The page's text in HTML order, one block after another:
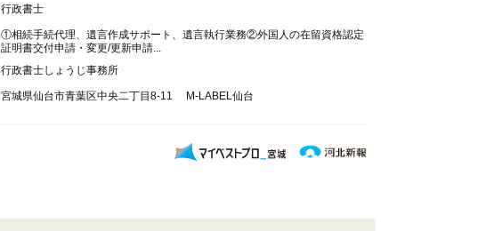
行政書士
①相続手続代理、遺言作成サポート、遺言執行業務②外国人の在留資格認定
証明書交付申請・変更/更新申請...
行政書士しょうじ事務所
宮城県仙台市青葉区中央二丁目8-11 M-LABEL仙台